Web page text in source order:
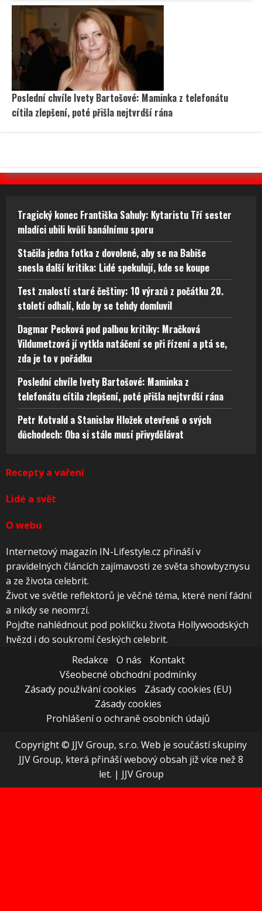
Poslední chvíle Ivety Bartošové: Maminka z telefonátu
cítila zlepšení, poté přišla nejtvrdší rána
Tragický konec Františka Sahuly: Kytaristu Tří sester
mladíci ubili kvůli banálnímu sporu
Stačila jedna fotka z dovolené, aby se na Babiše
snesla další kritika: Lidé spekulují, kde se koupe
Test znalostí staré češtiny: 10 výrazů z počátku 20.
století odhalí, kdo by se tehdy domluvil
Dagmar Pecková pod palbou kritiky: Mračková
Vildumetzová jí vytkla natáčení se při řízení a ptá se,
zda je to v pořádku
Poslední chvíle Ivety Bartošové: Maminka z
telefonátu cítila zlepšení, poté přišla nejtvrdší rána
Petr Kotvald a Stanislav Hložek otevřeně o svých
důchodech: Oba si stále musí přivydělávat
Recepty a vaření
Lidé a svět
O webu
Internetový magazín IN-Lifestyle.cz přináší v
pravidelných článcích zajímavosti ze světa showbyznysu
a ze života celebrit.
Život ve světle reflektorů je věčné téma, které není fádní
a nikdy se neomrzí.
Pojďte nahlédnout pod pokličku života Hollywoodských
hvězd i do soukromí českých celebrit.
Redakce
O nás
Kontakt
Všeobecné obchodní podmínky
Zásady používání cookies
Zásady cookies (EU)
Zásady cookies
Prohlášení o ochraně osobních údajů
Copyright © JJV Group, s.r.o. Web je součástí skupiny
JJV Group, která přináší webový obsah již více než 8
let. | JJV Group